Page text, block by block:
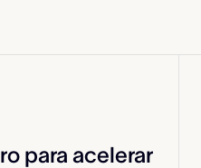
para acelerar